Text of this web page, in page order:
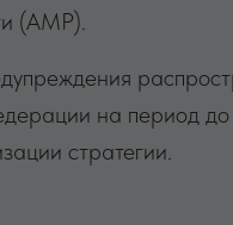
(АМР).
на период
стратегии.